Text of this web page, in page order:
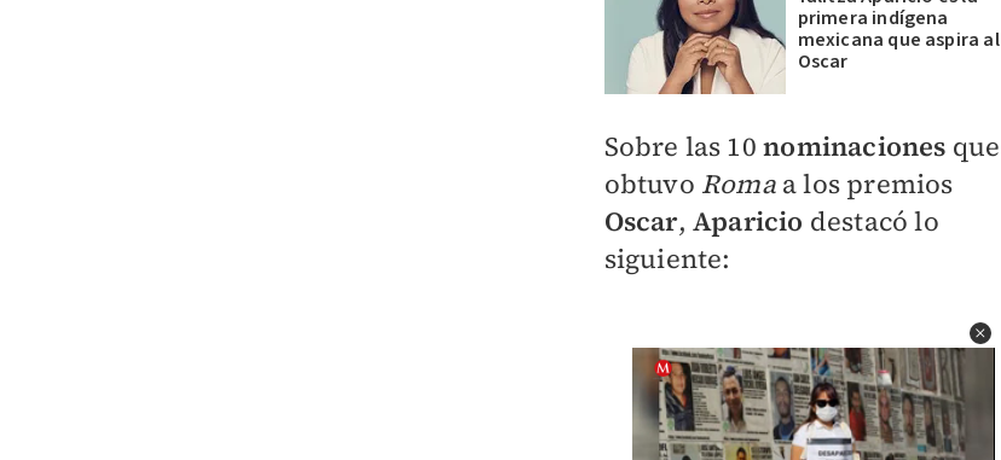
primera indígena
mexicana que aspira al
Oscar
Sobre las 10nominaciones que
obtuvo Romaa los premios
Oscar, Aparicio destacó lo
siguiente: